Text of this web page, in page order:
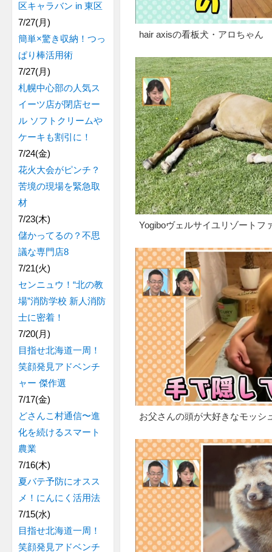
hair axisの看板犬・アロちゃん
Yogiboヴェルサイユリゾートフ
お父さんの頭が大好きなモッシ
区キャラバン in 東区
7/27(月)
簡単×驚き収納！つっ
ぱり棒活用術
7/27(月)
札幌中心部の人気ス
イーツ店が閉店セー
ル ソフトクリームや
ケーキも割引に！
7/24(金)
花火大会がピンチ？
苦境の現場を緊急取
材
7/23(木)
儲かってるの？不思
議な専門店8
7/21(火)
センニュウ！“北の教
場”消防学校 新人消防
士に密着！
7/20(月)
目指せ北海道一周！
笑顔発見アドベンチ
ャー 傑作選
7/17(金)
どさんこ村通信〜進
化を続けるスマート
農業
7/16(木)
夏バテ予防にオスス
メ！にんにく活用法
7/15(水)
目指せ北海道一周！
笑顔発見アドベンチ